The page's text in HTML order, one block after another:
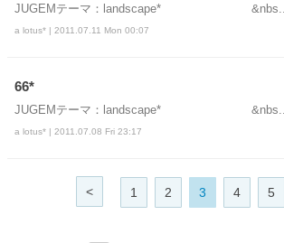
JUGEMテーマ：landscape* &nbs...
a lotus* | 2011.07.11 Mon 00:07
66*
JUGEMテーマ：landscape* &nbs...
a lotus* | 2011.07.08 Fri 23:17
< 1 2 3 4 5